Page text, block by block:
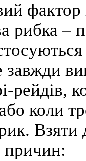
фактор
рибка –
завжди
рейдів,
коли
причин: